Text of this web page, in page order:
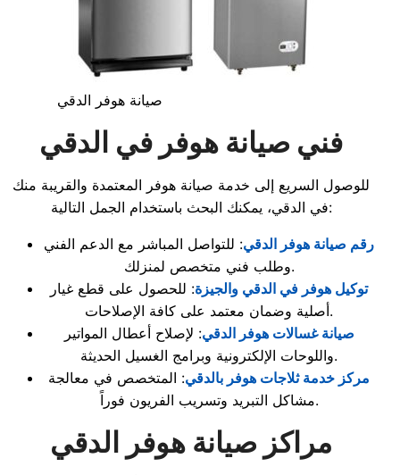
صيانة هوفر الدقي
فني صيانة هوفر في الدقي
للوصول السريع إلى خدمة صيانة هوفر المعتمدة والقريبة منك
في الدقي، يمكنك البحث باستخدام الجمل التالية:
رقم صيانة هوفر الدقي: للتواصل المباشر مع الدعم الفني
وطلب فني متخصص لمنزلك.
توكيل هوفر في الدقي والجيزة: للحصول على قطع غيار
أصلية وضمان معتمد على كافة الإصلاحات.
صيانة غسالات هوفر الدقي: لإصلاح أعطال المواتير
واللوحات الإلكترونية وبرامج الغسيل الحديثة.
مركز خدمة ثلاجات هوفر بالدقي: المتخصص في معالجة
مشاكل التبريد وتسريب الفريون فوراً.
مراكز صيانة هوفر الدقي